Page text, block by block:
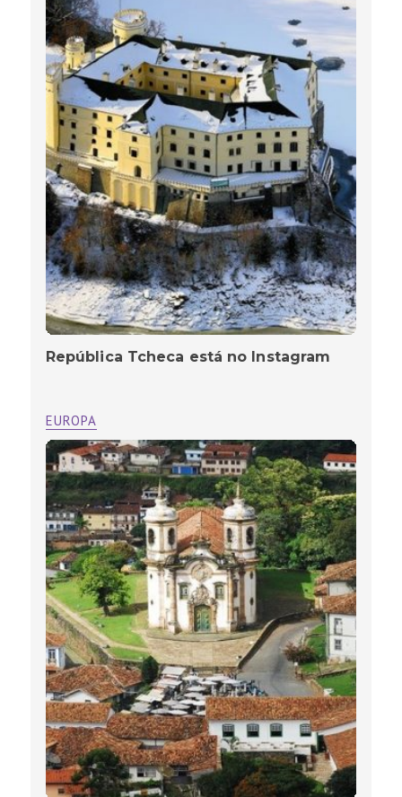
República Tcheca está no Instagram
EUROPA